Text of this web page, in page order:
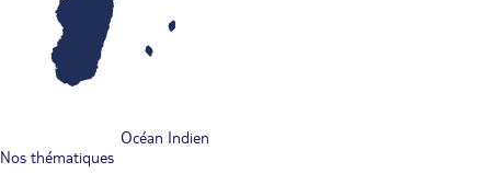
Océan Indien
Nos thématiques